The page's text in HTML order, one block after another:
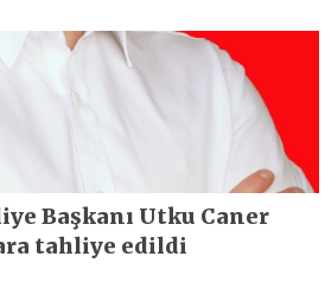
Başkanı Utku Caner
tahliye edildi